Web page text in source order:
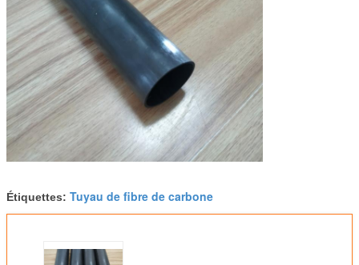
Étiquettes: Tuyau de fibre de carbone